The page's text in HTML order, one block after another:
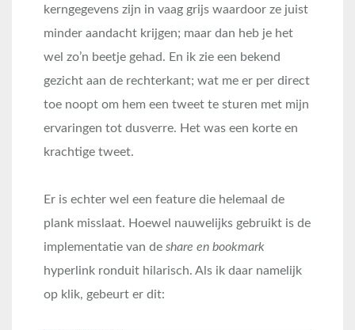
kerngegevens zijn in vaag grijs waardoor ze juist
minder aandacht krijgen; maar dan heb je het
wel zo’n beetje gehad. En ik zie een bekend
gezicht aan de rechterkant; wat me er per direct
toe noopt om hem een tweet te sturen met mijn
ervaringen tot dusverre. Het was een korte en
krachtige tweet.
Er is echter wel een feature die helemaal de
plank misslaat. Hoewel nauwelijks gebruikt is de
implementatie van de share en bookmark
hyperlink ronduit hilarisch. Als ik daar namelijk
op klik, gebeurt er dit: